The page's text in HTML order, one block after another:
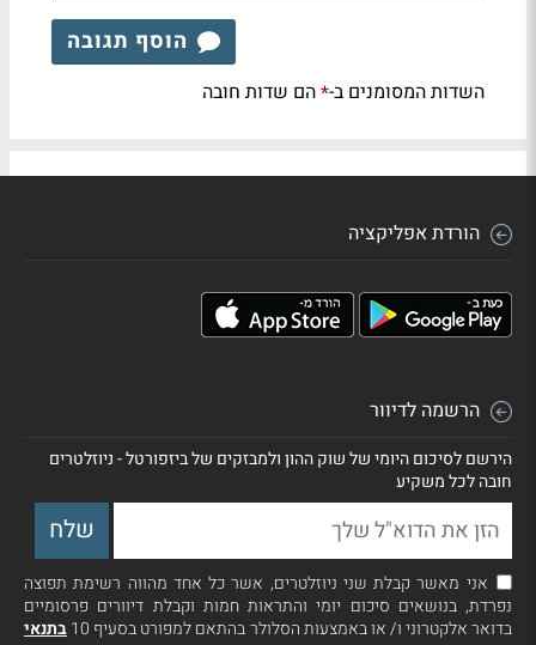
הוסף תגובה
השדות המסומנים ב-*הם שדות חובה
הורדת אפליקציה
הרשמה לדיוור
הירשם לסיכום היומי של שוק ההון ולמבזקים של ביזפורטל - ניוזלטרים
חובה לכל משקיע
אני מאשר קבלת שני ניוזלטרים, אשר כל אחד מהווה רשימת תפוצה
נפרדת, בנושאים סיכום יומי והתראות חמות וקבלת דיוורים פרסומיים
בדואר אלקטרוני ו/ או באמצעות הסלולר בהתאם למפורט בסעיף 10
בתנאי